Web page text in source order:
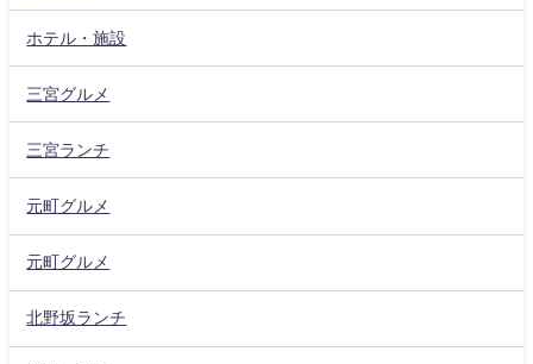
ホテル・施設
三宮グルメ
三宮ランチ
元町グルメ
元町グルメ
北野坂ランチ